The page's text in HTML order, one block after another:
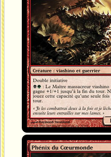
Phénix du Cœurmonde